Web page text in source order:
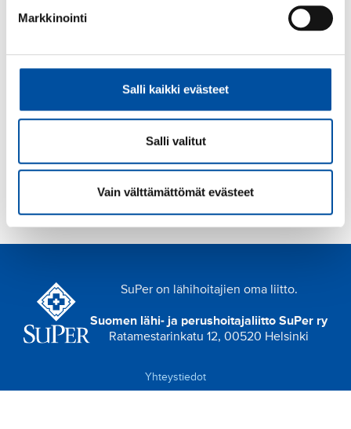
Markkinointi
Salli kaikki evästeet
Salli valitut
Vain välttämättömät evästeet
SuPer on lähihoitajien oma liitto.
Suomen lähi- ja perushoitajaliitto SuPer ry
Ratamestarinkatu 12, 00520 Helsinki
Yhteystiedot